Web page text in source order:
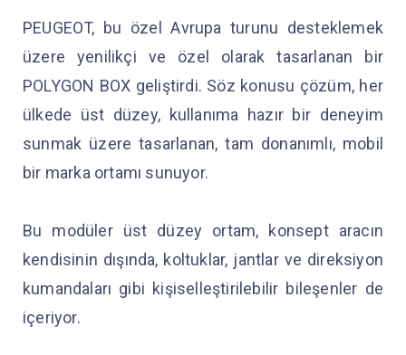
PEUGEOT, bu özel Avrupa turunu desteklemek
üzere yenilikçi ve özel olarak tasarlanan bir
POLYGON BOX geliştirdi. Söz konusu çözüm, her
ülkede üst düzey, kullanıma hazır bir deneyim
sunmak üzere tasarlanan, tam donanımlı, mobil
bir marka ortamı sunuyor.
Bu modüler üst düzey ortam, konsept aracın
kendisinin dışında, koltuklar, jantlar ve direksiyon
kumandaları gibi kişiselleştirilebilir bileşenler de
içeriyor.